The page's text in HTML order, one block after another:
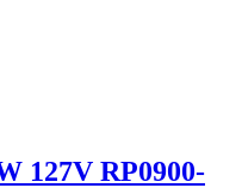
127V RP0900-